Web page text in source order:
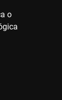
o